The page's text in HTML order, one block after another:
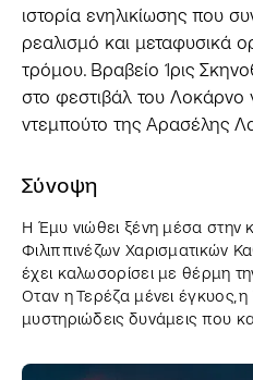
ιστορία ενηλικίωσης που
ρεαλισμό και μεταφυσικά
τρόμου. Βραβείο Ίρις
στο φεστιβάλ του Λοκάρνο
ντεμπούτο της Αρασέλης
Σύνοψη
H Έμυ νιώθει ξένη μέσα στην
Φιλιππινέζων Χαρισματικών
έχει καλωσορίσει με θέρμη
Οταν η Τερέζα μένει έγκυος,
μυστηριώδεις δυνάμεις που